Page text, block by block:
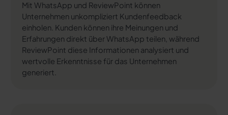
Mit WhatsApp und ReviewPoint können
Unternehmen unkompliziert Kundenfeedback
einholen. Kunden können ihre Meinungen und
Erfahrungen direkt über WhatsApp teilen, während
ReviewPoint diese Informationen analysiert und
wertvolle Erkenntnisse für das Unternehmen
generiert.